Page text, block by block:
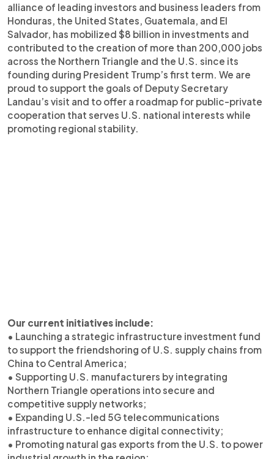
alliance of leading investors and business leaders from
Honduras, the United States, Guatemala, and El
Salvador, has mobilized $8 billion in investments and
contributed to the creation of more than 200,000 jobs
across the Northern Triangle and the U.S. since its
founding during President Trump’s first term. We are
proud to support the goals of Deputy Secretary
Landau’s visit and to offer a roadmap for public-private
cooperation that serves U.S. national interests while
promoting regional stability.
Our current initiatives include:
• Launching a strategic infrastructure investment fund
to support the friendshoring of U.S. supply chains from
China to Central America;
• Supporting U.S. manufacturers by integrating
Northern Triangle operations into secure and
competitive supply networks;
• Expanding U.S.-led 5G telecommunications
infrastructure to enhance digital connectivity;
• Promoting natural gas exports from the U.S. to power